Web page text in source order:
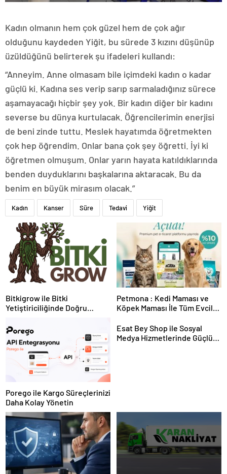
Kadın olmanın hem çok güzel hem de çok ağır
olduğunu kaydeden Yiğit, bu sürede 3 kızını düşünüp
üzüldüğünü belirterek şu ifadeleri kullandı:
“Anneyim. Anne olmasam bile içimdeki kadın o kadar
güçlü ki. Kadına ses verip sarıp sarmaladığınız sürece
aşamayacağı hiçbir şey yok. Bir kadın diğer bir kadını
severse bu dünya kurtulacak. Öğrencilerimin enerjisi
de beni zinde tuttu. Meslek hayatımda öğretmekten
çok hep öğrendim. Onlar bana çok şey öğretti. İyi ki
öğretmen olmuşum. Onlar yarın hayata katıldıklarında
benden duyduklarını başkalarına aktaracak. Bu da
benim en büyük mirasım olacak.”
Kadın Kanser Süre Tedavi Yiğit
Bitkigrow ile Bitki
Yetiştiriciliğinde Doğru
Petmona : Kedi Maması ve
Köpek Maması İle Tüm Evcil
Porego ile Kargo Süreçlerinizi
Daha Kolay Yönetin
Esat Bey Shop ile Sosyal
Medya Hizmetlerinde Güçlü